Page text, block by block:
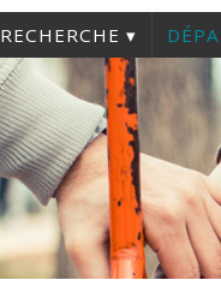
RECHERCHE